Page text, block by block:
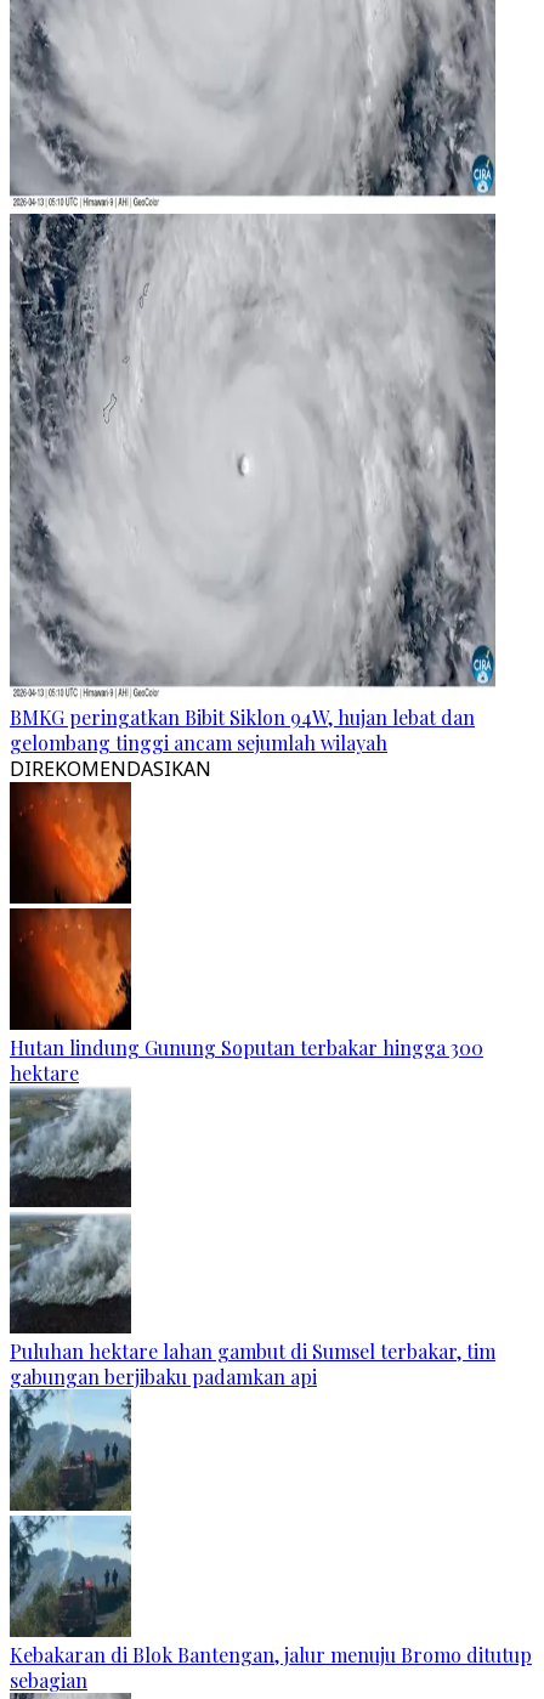
BMKG peringatkan Bibit Siklon 94W, hujan lebat dan
gelombang tinggi ancam sejumlah wilayah
DIREKOMENDASIKAN
Hutan lindung Gunung Soputan terbakar hingga 300
hektare
Puluhan hektare lahan gambut di Sumsel terbakar, tim
gabungan berjibaku padamkan api
Kebakaran di Blok Bantengan, jalur menuju Bromo ditutup
sebagian